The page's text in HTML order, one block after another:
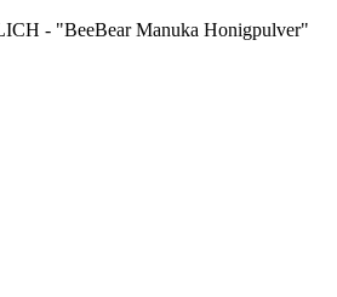
- "BeeBear Manuka Honigpulver"